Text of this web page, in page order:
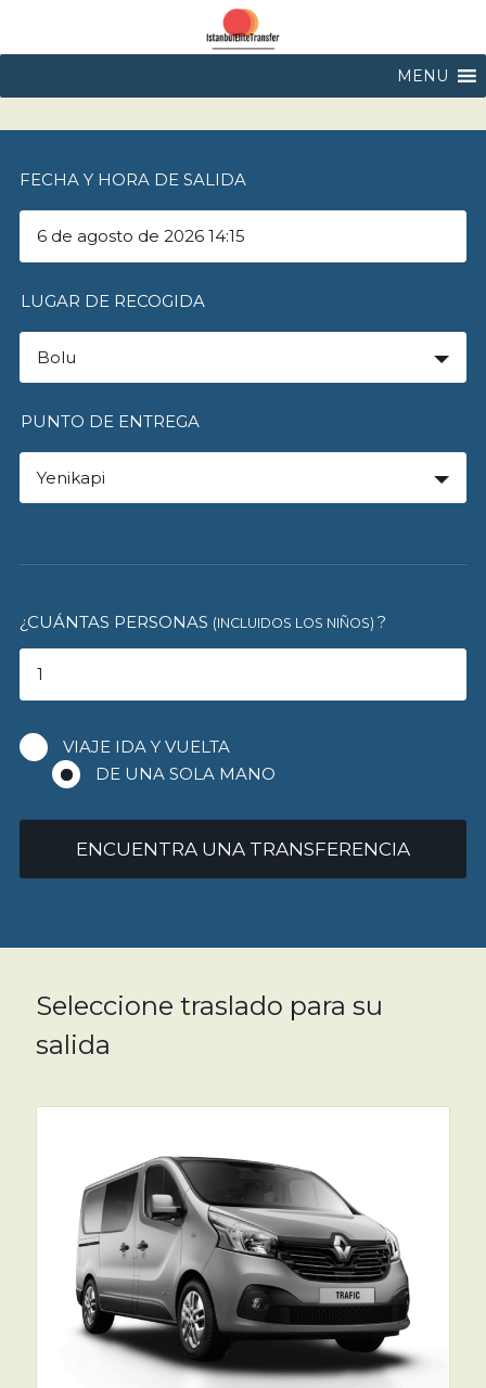
MENU
FECHA Y HORA DE SALIDA
LUGAR DE RECOGIDA
Bolu
PUNTO DE ENTREGA
Yenikapi
¿CUÁNTAS PERSONAS (INCLUIDOS LOS NIÑOS) ?
VIAJE IDA Y VUELTA
DE UNA SOLA MANO
ENCUENTRA UNA TRANSFERENCIA
Seleccione traslado para su
salida